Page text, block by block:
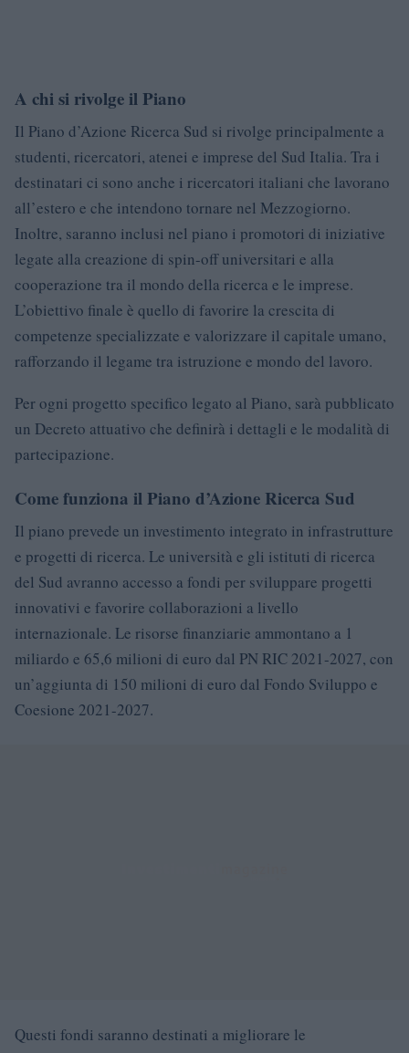
A chi si rivolge il Piano
Il Piano d’Azione Ricerca Sud si rivolge principalmente a
studenti, ricercatori, atenei e imprese del Sud Italia. Tra i
destinatari ci sono anche i ricercatori italiani che lavorano
all’estero e che intendono tornare nel Mezzogiorno.
Inoltre, saranno inclusi nel piano i promotori di iniziative
legate alla creazione di spin-off universitari e alla
cooperazione tra il mondo della ricerca e le imprese.
L’obiettivo finale è quello di favorire la crescita di
competenze specializzate e valorizzare il capitale umano,
rafforzando il legame tra istruzione e mondo del lavoro.
Per ogni progetto specifico legato al Piano, sarà pubblicato
un Decreto attuativo che definirà i dettagli e le modalità di
partecipazione.
Come funziona il Piano d’Azione Ricerca Sud
Il piano prevede un investimento integrato in infrastrutture
e progetti di ricerca. Le università e gli istituti di ricerca
del Sud avranno accesso a fondi per sviluppare progetti
innovativi e favorire collaborazioni a livello
internazionale. Le risorse finanziarie ammontano a 1
miliardo e 65,6 milioni di euro dal PN RIC 2021-2027, con
un’aggiunta di 150 milioni di euro dal Fondo Sviluppo e
Coesione 2021-2027.
Questi fondi saranno destinati a migliorare le